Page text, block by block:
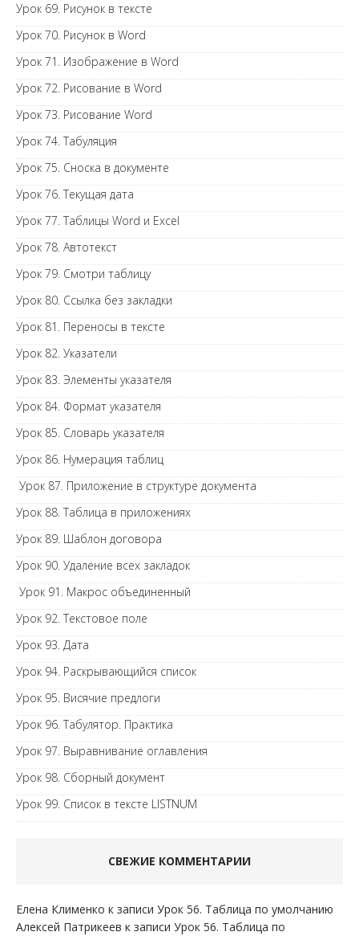
Урок 69. Рисунок в тексте
Урок 70. Рисунок в Word
Урок 71. Изображение в Word
Урок 72. Рисование в Word
Урок 73. Рисование Word
Урок 74. Табуляция
Урок 75. Сноска в документе
Урок 76. Текущая дата
Урок 77. Таблицы Word и Excel
Урок 78. Автотекст
Урок 79. Смотри таблицу
Урок 80. Ссылка без закладки
Урок 81. Переносы в тексте
Урок 82. Указатели
Урок 83. Элементы указателя
Урок 84. Формат указателя
Урок 85. Словарь указателя
Урок 86. Нумерация таблиц
Урок 87. Приложение в структуре документа
Урок 88. Таблица в приложениях
Урок 89. Шаблон договора
Урок 90. Удаление всех закладок
Урок 91. Макрос объединенный
Урок 92. Текстовое поле
Урок 93. Дата
Урок 94. Раскрывающийся список
Урок 95. Висячие предлоги
Урок 96. Табулятор. Практика
Урок 97. Выравнивание оглавления
Урок 98. Сборный документ
Урок 99. Список в тексте LISTNUM
СВЕЖИЕ КОММЕНТАРИИ
Елена Клименко к записи Урок 56. Таблица по умолчанию
Алексей Патрикеев к записи Урок 56. Таблица по